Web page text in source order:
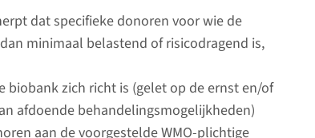
dat specifieke donoren voor wie de
minimaal belastend of risicodragend is,
zich richt is (gelet op de ernst en/of
afdoende behandelingsmogelijkheden)
aan de voorgestelde WMO-plichtige
Wie kan niet-WMO-
onderzoek indienen?